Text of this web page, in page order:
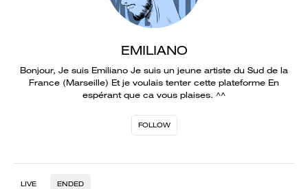
EMILIANO
Bonjour, Je suis Emiliano Je suis un jeune artiste du Sud de la
France (Marseille) Et je voulais tenter cette plateforme En
espérant que ca vous plaises. ^^
FOLLOW
LIVE ENDED